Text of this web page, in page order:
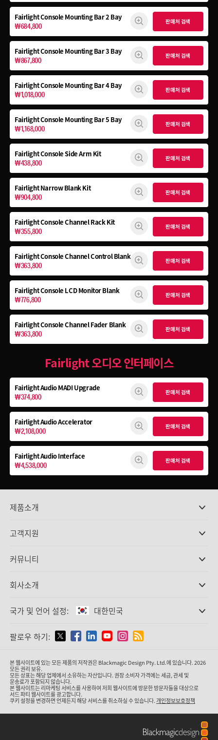
Fairlight Console Mounting Bar 2 Bay
₩684,800 판매처 검색
Fairlight Console Mounting Bar 3 Bay
₩867,800 판매처 검색
Fairlight Console Mounting Bar 4 Bay
₩1,018,000 판매처 검색
Fairlight Console Mounting Bar 5 Bay
₩1,168,000 판매처 검색
Fairlight ConsoleSide Arm Kit
₩438,800 판매처 검색
Fairlight Narrow Blank Kit
₩904,800 판매처 검색
Fairlight ConsoleChannel Rack Kit
₩355,800 판매처 검색
Fairlight ConsoleChannel Control Blank
₩363,800 판매처 검색
Fairlight Console LCD Monitor Blank
₩776,800 판매처 검색
Fairlight ConsoleChannel Fader Blank
₩363,800 판매처 검색
Fairlight 오디오 인터페이스
Fairlight AudioMADI Upgrade
₩374,800 판매처 검색
Fairlight Audio Accelerator
₩2,108,000 판매처 검색
Fairlight Audio Interface
₩4,538,000 판매처 검색
제품소개
DaVinci Resolve와 Fusion 소프트웨어
Ultimatte
캡쳐 및 재생
표준 변환
네트워크 스토리지
라우팅 및 분배
스트리밍·인코딩
고객지원
고객지원 센터
커뮤니티
회사소개
회사 소개
미디어
국가 및 언어 설정: 대한민국
국가 및 언어를 설정하세요
Australia
Austria
팔로우 하기:
본 웹사이트에 있는 모든 제품의 저작권은 Blackmagic Design Pty. Ltd.에 있습니다. 2026
모든 권리 보유.
모든 상표는 해당 업체에서 소유하는 자산입니다. 권장 소비자 가격에는 세금, 관세 및
운송료가 포함되지 않습니다.
본 웹사이트는 리마케팅 서비스를 사용하여 저희 웹사이트에 방문한 방문자들을 대상으로
서드 파티 웹사이트를 광고합니다.
쿠키 설정을 변경하면 언제든지 해당 서비스를 취소하실 수 있습니다.개인정보보호정책